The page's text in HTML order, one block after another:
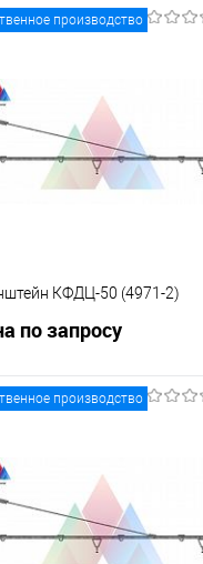
производство
КФДЦ-50 (4971-2)
по запросу
Запросить цену
в 1 клик
избранное
производство